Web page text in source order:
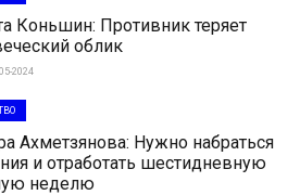
Коньшин: Противник теряет
облик
2024
Ахметзянова: Нужно набраться
и отработать шестидневную
неделю